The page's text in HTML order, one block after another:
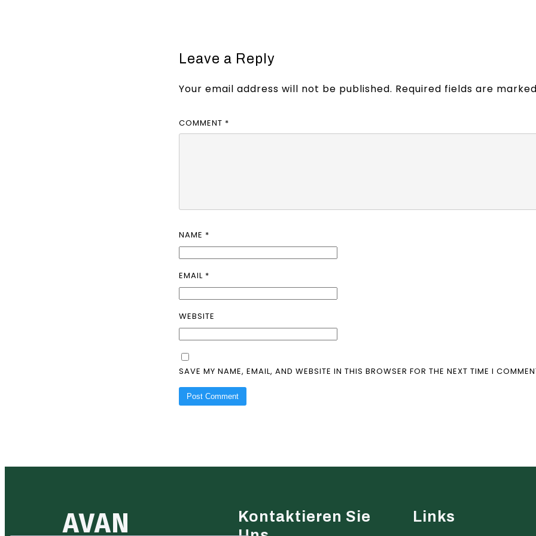
Leave a Reply
Your email address will not be published. Required fields are
COMMENT *
NAME *
EMAIL *
WEBSITE
SAVE MY NAME, EMAIL, AND WEBSITE IN THIS BROWSER FOR THE NEXT TIME I
AVAN
Kontaktieren Sie
Links